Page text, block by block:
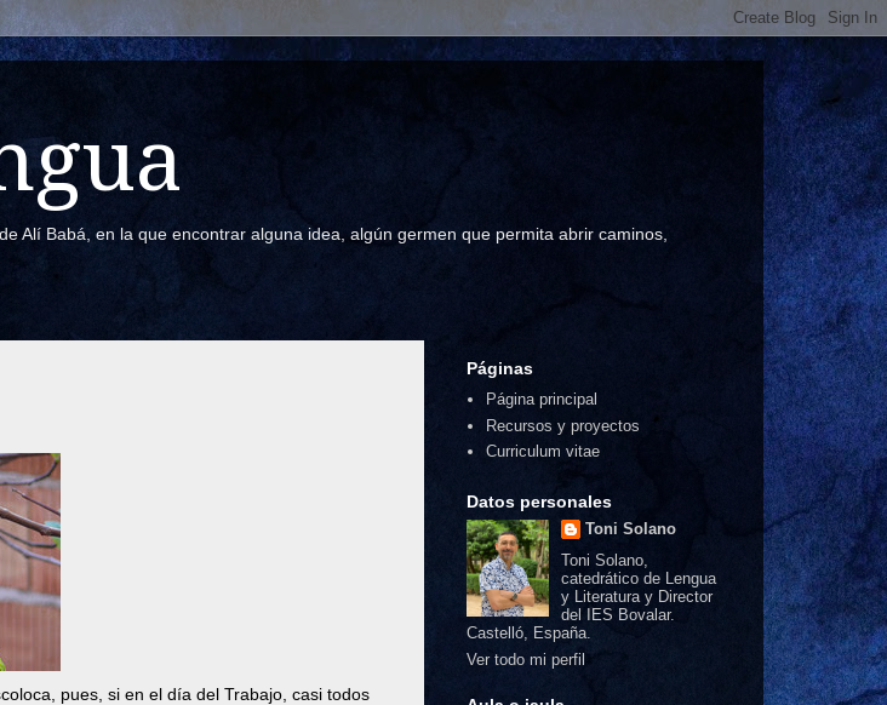
Alí Babá, en la que encontrar alguna idea, algún germen que permita abrir caminos,
pues, si en el día del Trabajo, casi todos
Páginas
Página principal
Recursos y proyectos
Curriculum vitae
Datos personales
Toni Solano
Toni Solano,
catedrático de Lengua
y Literatura y Director
del IES Bovalar.
Castelló, España.
Ver todo mi perfil